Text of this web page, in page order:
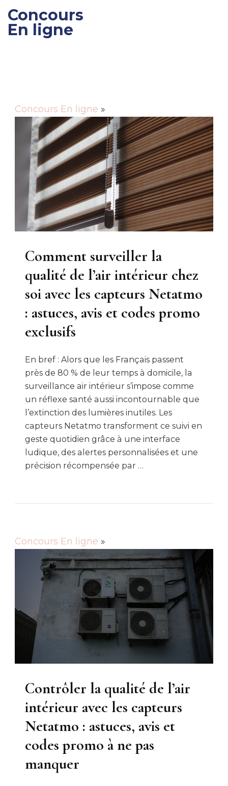
Concours
En ligne
Concours En ligne »
Comment surveiller la
qualité de l’air intérieur chez
soi avec les capteurs Netatmo
: astuces, avis et codes promo
exclusifs
En bref : Alors que les Français passent
près de 80 % de leur temps à domicile, la
surveillance air intérieur s’impose comme
un réflexe santé aussi incontournable que
l’extinction des lumières inutiles. Les
capteurs Netatmo transforment ce suivi en
geste quotidien grâce à une interface
ludique, des alertes personnalisées et une
précision récompensée par …
Concours En ligne »
Contrôler la qualité de l’air
intérieur avec les capteurs
Netatmo : astuces, avis et
codes promo à ne pas
manquer